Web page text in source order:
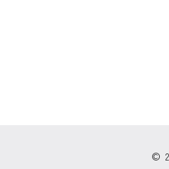
©